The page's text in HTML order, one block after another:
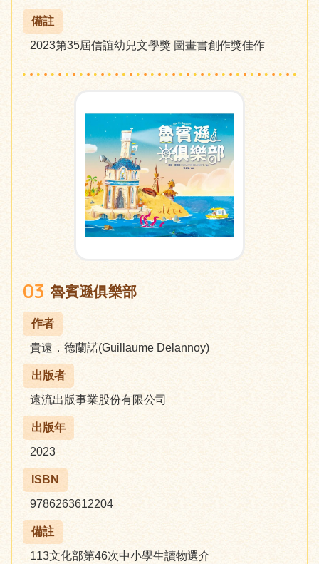
備註
2023第35屆信誼幼兒文學獎 圖畫書創作獎佳作
03 魯賓遜俱樂部
作者
貴遠．德蘭諾(Guillaume Delannoy)
出版者
遠流出版事業股份有限公司
出版年
2023
ISBN
9786263612204
備註
113文化部第46次中小學生讀物選介